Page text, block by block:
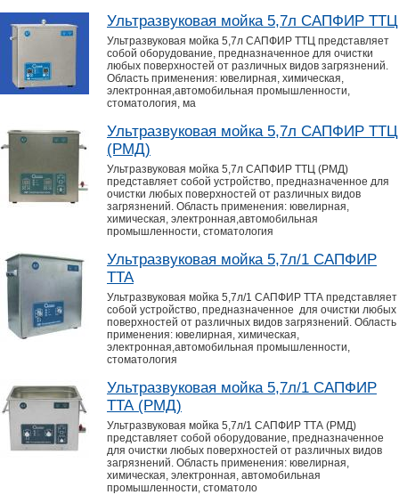
Ультразвуковая мойка 5,7л САПФИР ТТЦ
Ультразвуковая мойка 5,7л САПФИР ТТЦ представляет
собой оборудование, предназначенное для очистки
любых поверхностей от различных видов загрязнений.
Область применения: ювелирная, химическая,
электронная,автомобильная промышленности,
стоматология, ма
Ультразвуковая мойка 5,7л САПФИР ТТЦ
(РМД)
Ультразвуковая мойка 5,7л САПФИР ТТЦ (РМД)
представляет собой устройство, предназначенное для
очистки любых поверхностей от различных видов
загрязнений. Область применения: ювелирная,
химическая, электронная,автомобильная
промышленности, стоматология
Ультразвуковая мойка 5,7л/1 САПФИР
ТТА
Ультразвуковая мойка 5,7л/1 САПФИР ТТА представляет
собой устройство, предназначенное для очистки любых
поверхностей от различных видов загрязнений. Область
применения: ювелирная, химическая,
электронная,автомобильная промышленности,
стоматология
Ультразвуковая мойка 5,7л/1 САПФИР
ТТА (РМД)
Ультразвуковая мойка 5,7л/1 САПФИР ТТА (РМД)
представляет собой оборудование, предназначенное
для очистки любых поверхностей от различных видов
загрязнений. Область применения: ювелирная,
химическая, электронная, автомобильная
промышленности, стоматоло